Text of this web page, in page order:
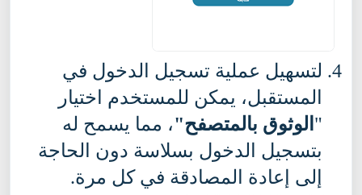
لتسهيل عملية تسجيل الدخول في
المستقبل، يمكن للمستخدم اختيار
" الوثوق بالمتصفح"، مما يسمح له
بتسجيل الدخول بسلاسة دون الحاجة
إلى إعادة المصادقة في كل مرة.